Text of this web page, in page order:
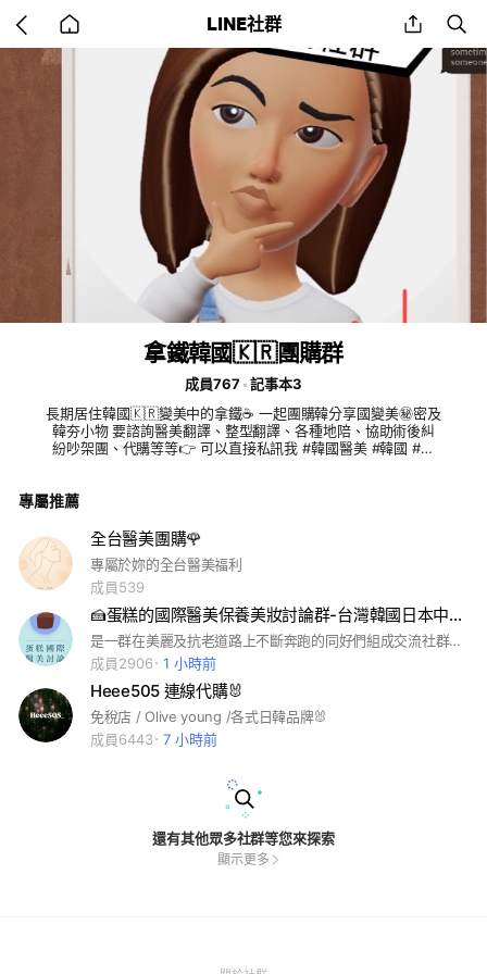
back LINE社群 share
拿鐵韓國🇰🇷團購群
成員767
記事本3
長期居住韓國🇰🇷變美中的拿鐵☕️ 一起團購韓分享國變美㊙️密及
韓夯小物 要諮詢醫美翻譯、整型翻譯、各種地陪、協助術後糾
紛吵架團、代購等等👉 可以直接私訊我 #韓國醫美 #韓國 #韓
專屬推薦
全台醫美團購🌹
專屬於妳的全台醫美福利
成員539
🍰蛋糕的國際醫美保養美妝討論群-台灣韓國日本中國（不限國家）
是一群在美麗及抗老道路上不斷奔跑的同好們組成交流社群。自由討論各個國家的醫美微整手術，國家和國家們自由比較沒有隔閡。限真人分享禁止廣告仲介。
成員2906
1 小時前
Heee505 連線代購🐰
免稅店 / Olive young /各式日韓品牌🐰
成員6443
7 小時前
還有其他眾多社群等您來探索
顯示更多